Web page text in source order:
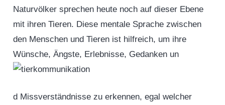
Naturvölker sprechen heute noch auf dieser Ebene
mit ihren Tieren. Diese mentale Sprache zwischen
den Menschen und Tieren ist hilfreich, um ihre
Wünsche, Ängste, Erlebnisse, Gedanken un
d Missverständnisse zu erkennen, egal welcher